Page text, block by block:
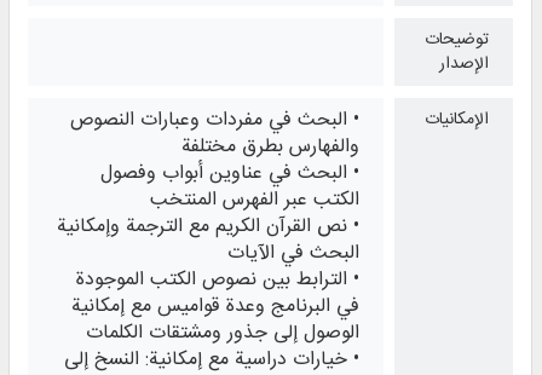
توضيحات
الإصدار
الإمكانيات
• البحث في مفردات وعبارات النصوص
والفهارس بطرق مختلفة
• البحث في عناوين أبواب وفصول
الكتب عبر الفهرس المنتخب
• نص القرآن الكريم مع الترجمة وإمكانية
البحث في الآيات
• الترابط بين نصوص الكتب الموجودة
في البرنامج وعدة قواميس مع إمكانية
الوصول إلى جذور ومشتقات الكلمات
• خيارات دراسية مع إمكانية: النسخ إلى